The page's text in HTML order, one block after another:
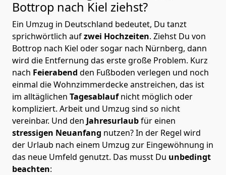
Bottrop nach Kiel ziehst?
Ein Umzug in Deutschland bedeutet, Du tanzt
sprichwörtlich aufzwei Hochzeiten. Ziehst Du von
Bottrop nach Kiel oder sogar nach Nürnberg, dann
wird die Entfernung das erste große Problem. Kurz
nach Feierabend den Fußboden verlegen und noch
einmal die Wohnzimmerdecke anstreichen, das ist
im alltäglichen Tagesablaufnicht möglich oder
kompliziert. Arbeit und Umzug sind so nicht
vereinbar. Und den Jahresurlaubfür einen
stressigen Neuanfang nutzen? In der Regel wird
der Urlaub nach einem Umzug zur Eingewöhnung in
das neue Umfeld genutzt. Das musst Du unbedingt
beachten: